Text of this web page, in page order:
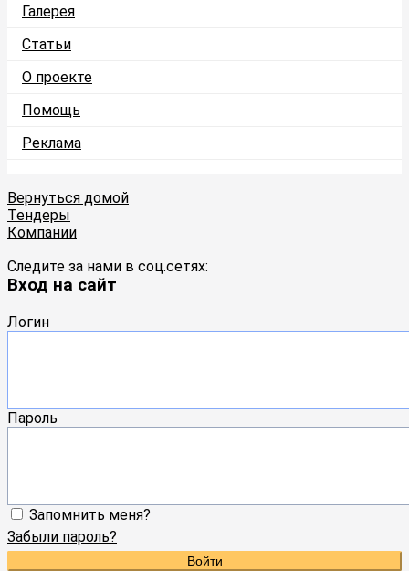
Галерея
Статьи
О проекте
Помощь
Реклама
Вернуться домой
Тендеры
Компании
Следите за нами в соц.сетях:
Вход на сайт
Логин
Пароль
Запомнить меня?
Забыли пароль?
Войти